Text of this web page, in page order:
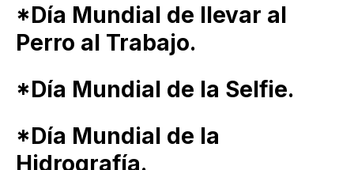
*Día Mundial de llevar al
Perro al Trabajo.
*Día Mundial de la Selfie.
*Día Mundial de la
Hidrografía.